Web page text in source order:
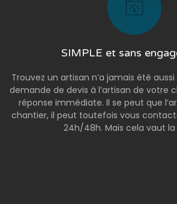
SIMPLE et sans
Trouvez un artisan n’a jamais été
demande de devis à l’artisan de votre
réponse immédiate. Il se peut que
chantier, il peut toutefois vous
24h/48h. Mais cela vaut la